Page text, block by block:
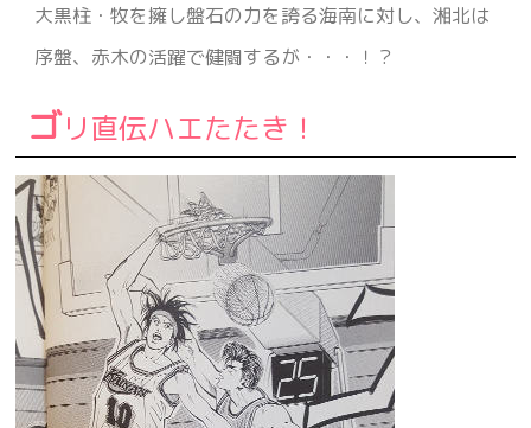
7.インサイドは君達二人にかかっている
大黒柱・牧を擁し盤石の力を誇る海南に対し、湘北は
序盤、赤木の活躍で健闘するが・・・！？
ゴリ直伝ハエたたき！